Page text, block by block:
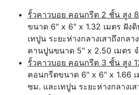
รั้วคาวบอย คอนกรีต 2 ชั้น สูง
ขนาด 6" x 6" x 1.32 เมตร ฝัง
เทปูน ระยะห่างกลางเสาถึงกลา
คานปูนขนาด 5" x 2.50 เมตร
รั้วคาวบอย คอนกรีต 3 ชั้น สูง
คอนกรีตขนาด 6" x 6" x 1.66
ซม. และเทปูน ระยะห่างกลางเส